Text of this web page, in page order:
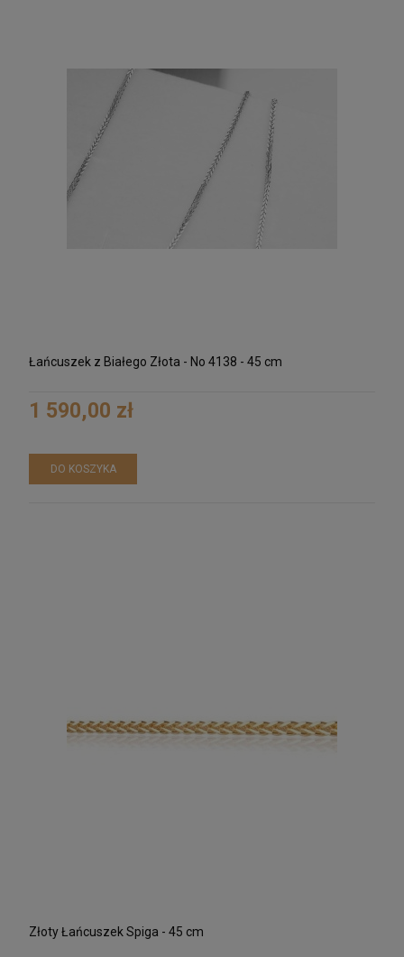
Łańcuszek z Białego Złota - No 4138 - 45 cm
1 590,00 zł
DO KOSZYKA
Złoty Łańcuszek Spiga - 45 cm